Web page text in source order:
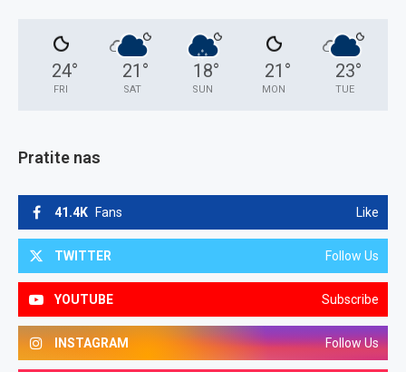
24°
FRI
21 °
SAT
18°
SUN
21 °
MON
23°
TUE
Pratite nas
41.4K Fans Like
TWITTER Follow Us
YOUTUBE Subscribe
INSTAGRAM Follow Us